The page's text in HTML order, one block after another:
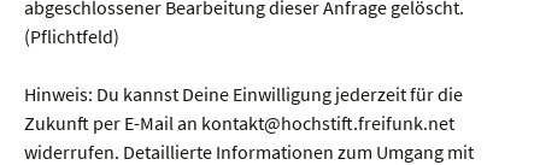
abgeschlossener Bearbeitung dieser Anfrage gelöscht.
(Pflichtfeld)
Hinweis: Du kannst Deine Einwilligung jederzeit für die
Zukunft per E-Mail an kontakt@hochstift.freifunk.net
widerrufen. Detaillierte Informationen zum Umgang mit